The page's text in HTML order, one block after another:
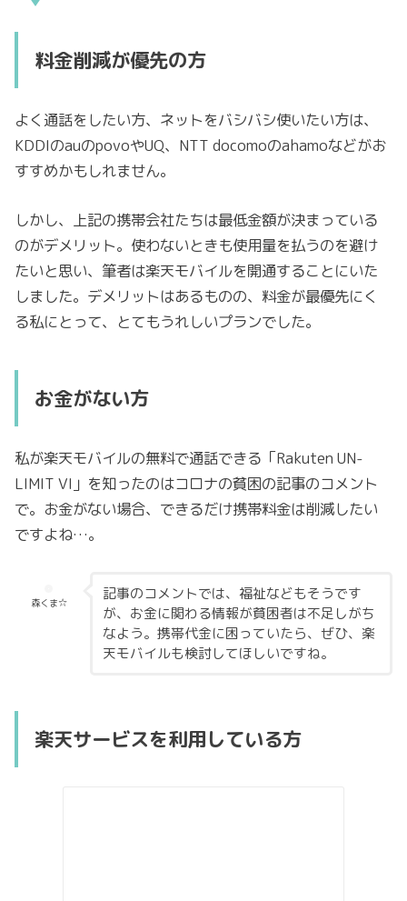
料金削減が優先の方
よく通話をしたい方、ネットをバシバシ使いたい方は、
KDDIのauのpovoやUQ、NTT docomoのahamoなどがお
すすめかもしれません。
しかし、上記の携帯会社たちは最低金額が決まっている
のがデメリット。使わないときも使用量を払うのを避け
たいと思い、筆者は楽天モバイルを開通することにいた
しました。デメリットはあるものの、料金が最優先にく
る私にとって、とてもうれしいプランでした。
お金がない方
私が楽天モバイルの無料で通話できる 「Rakuten UN-
LIMIT VI」を知ったのはコロナの貧困の記事のコメント
で。お金がない場合、できるだけ携帯料金は削減したい
ですよね…。
森くま☆
記事のコメントでは、福祉などもそうです
が、お金に関わる情報が貧困者は不足しがち
なよう。携帯代金に困っていたら、ぜひ、楽
天モバイルも検討してほしいですね。
楽天サービスを利用している方